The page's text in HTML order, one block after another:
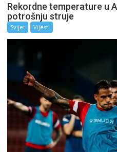
Rekordne temperature u
potrošnju struje
Svijet Vijesti